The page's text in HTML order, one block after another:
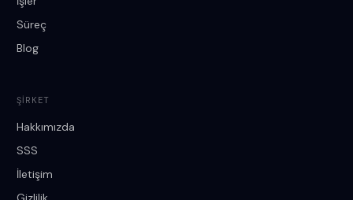
Süreç
Blog
ŞIRKET
Hakkımızda
SSS
İletişim